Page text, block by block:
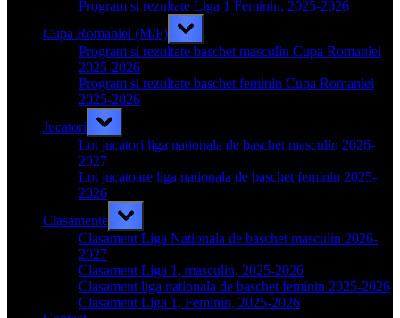
Program si rezultate Liga 1 Feminin, 2025-2026
Cupa Romaniei (M/F)
Toggle
sub-
menu
Program si rezultate baschet masculin Cupa Romaniei
2025-2026
Program si rezultate baschet feminin Cupa Romaniei
2025-2026
Jucatori
Toggle
sub-
menu
Lot jucatori liga nationala de baschet masculin 2026-
2027
Lot jucatoare liga nationala de baschet feminin 2025-
2026
Clasamente
Toggle
sub-
menu
Clasament Liga Nationala de baschet masculin 2026-
2027
Clasament Liga 1, masculin, 2025-2026
Clasament liga nationala de baschet feminin 2025-2026
Clasament Liga 1, Feminin, 2025-2026